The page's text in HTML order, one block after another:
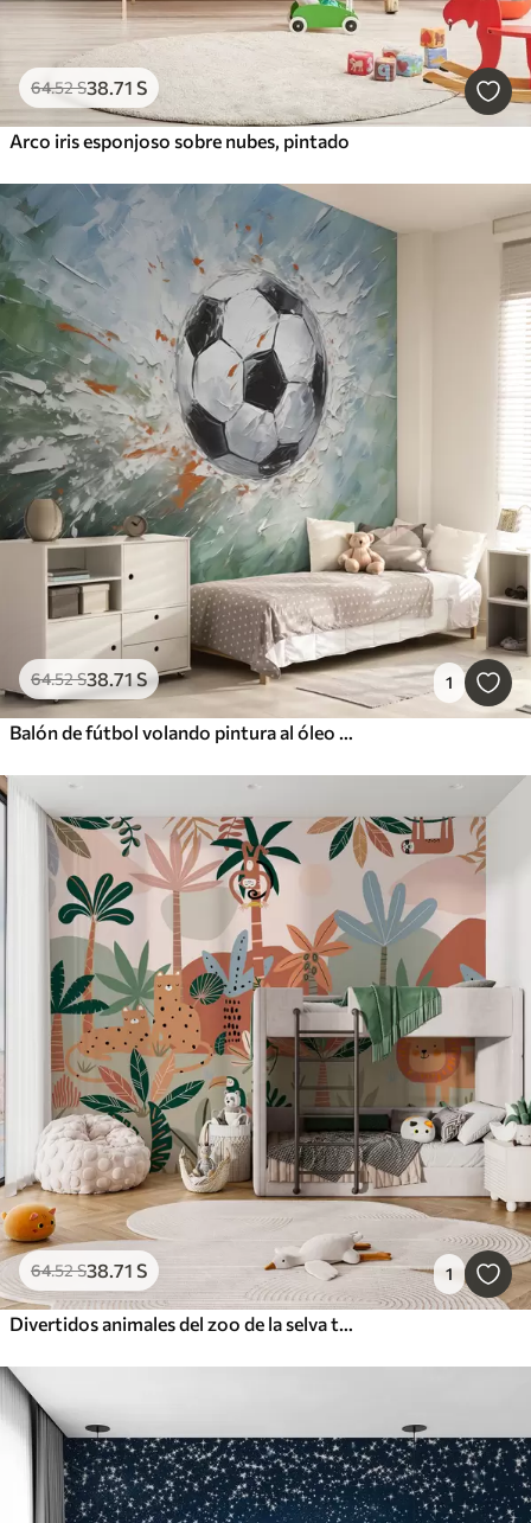
64.52S38.71 S
Arco iris esponjoso sobre nubes, pintado
64.52S38.71S 1
Balón de fútbol volando pintura al óleo arte abstracto
64.52S38.71 S 1
Divertidos animales del zoo de la selva tropical